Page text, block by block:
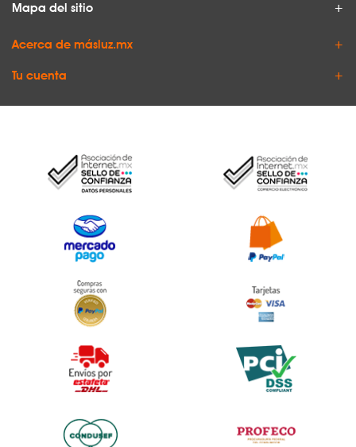
Mapa del sitio
Acerca de másluz.mx
Tu cuenta